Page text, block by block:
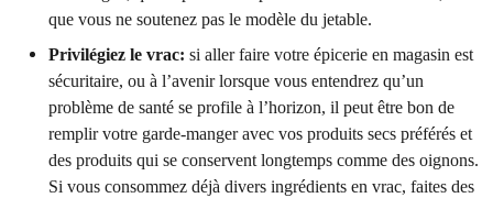
que vous ne soutenez pas le modèle du jetable.
Privilégiez le vrac: si aller faire votre épicerie en magasin est
sécuritaire, ou à l’avenir lorsque vous entendrez qu’un
problème de santé se profile à l’horizon, il peut être bon de
remplir votre garde-manger avec vos produits secs préférés et
des produits qui se conservent longtemps comme des oignons.
Si vous consommez déjà divers ingrédients en vrac, faites des